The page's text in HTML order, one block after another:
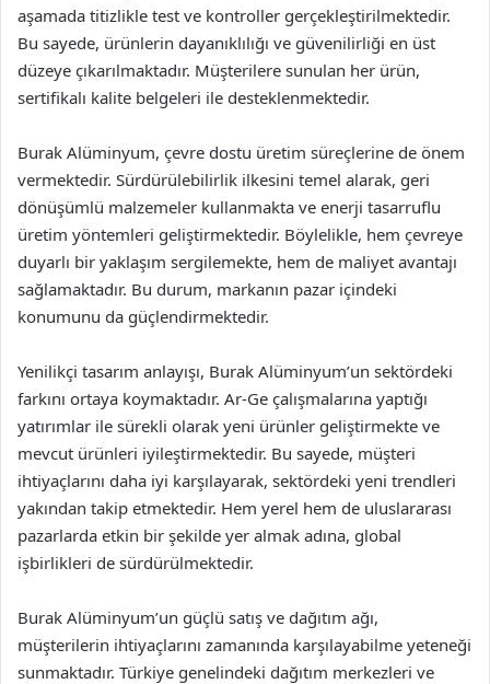
aşamada titizlikle test ve kontroller gerçekleştirilmektedir.
Bu sayede, ürünlerin dayanıklılığı ve güvenilirliği en üst
düzeye çıkarılmaktadır. Müşterilere sunulan her ürün,
sertifikalı kalite belgeleri ile desteklenmektedir.
Burak Alüminyum, çevre dostu üretim süreçlerine de önem
vermektedir. Sürdürülebilirlik ilkesini temel alarak, geri
dönüşümlü malzemeler kullanmakta ve enerji tasarruflu
üretim yöntemleri geliştirmektedir. Böylelikle, hem çevreye
duyarlı bir yaklaşım sergilemekte, hem de maliyet avantajı
sağlamaktadır. Bu durum, markanın pazar içindeki
konumunu da güçlendirmektedir.
Yenilikçi tasarım anlayışı, Burak Alüminyum’un sektördeki
farkını ortaya koymaktadır. Ar-Ge çalışmalarına yaptığı
yatırımlar ile sürekli olarak yeni ürünler geliştirmekte ve
mevcut ürünleri iyileştirmektedir. Bu sayede, müşteri
ihtiyaçlarını daha iyi karşılayarak, sektördeki yeni trendleri
yakından takip etmektedir. Hem yerel hem de uluslararası
pazarlarda etkin bir şekilde yer almak adına, global
işbirlikleri de sürdürülmektedir.
Burak Alüminyum’un güçlü satış ve dağıtım ağı,
müşterilerin ihtiyaçlarını zamanında karşılayabilme yeteneği
sunmaktadır. Türkiye genelindeki dağıtım merkezleri ve